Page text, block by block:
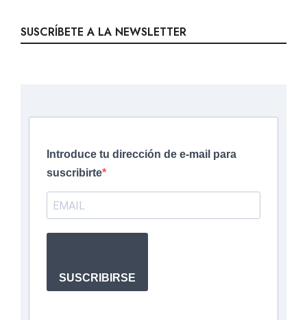
SUSCRÍBETE A LA NEWSLETTER
Introduce tu dirección de e-mail para
suscribirte
SUSCRIBIRSE